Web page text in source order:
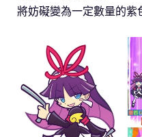
將妨礙變為一定數量的紫